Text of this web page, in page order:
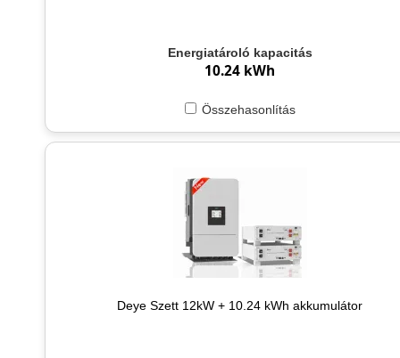
Energiatároló kapacitás
10.24 kWh
Összehasonlítás
Deye Szett 12kW + 10.24 kWh akkumulátor